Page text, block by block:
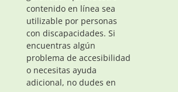
contenido en línea sea
utilizable por personas
con discapacidades. Si
encuentras algún
problema de accesibilidad
o necesitas ayuda
adicional, no dudes en